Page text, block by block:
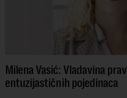
Milena Vasić: Vladavina
entuzijastičnih pojedinaca